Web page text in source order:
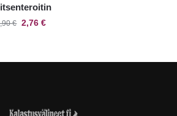
€ 2,76€